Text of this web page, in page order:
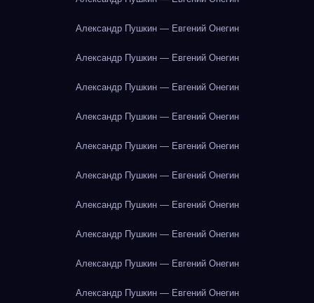
Александр Пушкин — Евгений Онегин
Александр Пушкин — Евгений Онегин
Александр Пушкин — Евгений Онегин
Александр Пушкин — Евгений Онегин
Александр Пушкин — Евгений Онегин
Александр Пушкин — Евгений Онегин
Александр Пушкин — Евгений Онегин
Александр Пушкин — Евгений Онегин
Александр Пушкин — Евгений Онегин
Александр Пушкин — Евгений Онегин